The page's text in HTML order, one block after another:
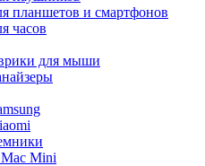
планшетов и смартфонов
часов
для мыши
Mini